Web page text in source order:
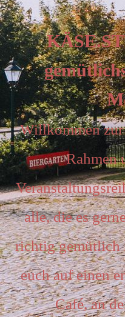
Willkommen
Rahmen
alle, die es
richtig gemütlich
euch auf einen
Café, an